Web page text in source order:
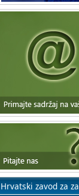
Hrvatski zavod za